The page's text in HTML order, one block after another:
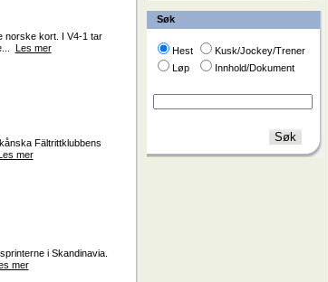
Søk
Hest
Kusk/Jockey/Trener
Løp
Innhold/Dokument
norske kort. I V4-1 tar
Les mer
Fältrittklubbens
mer
i Skandinavia.
mer